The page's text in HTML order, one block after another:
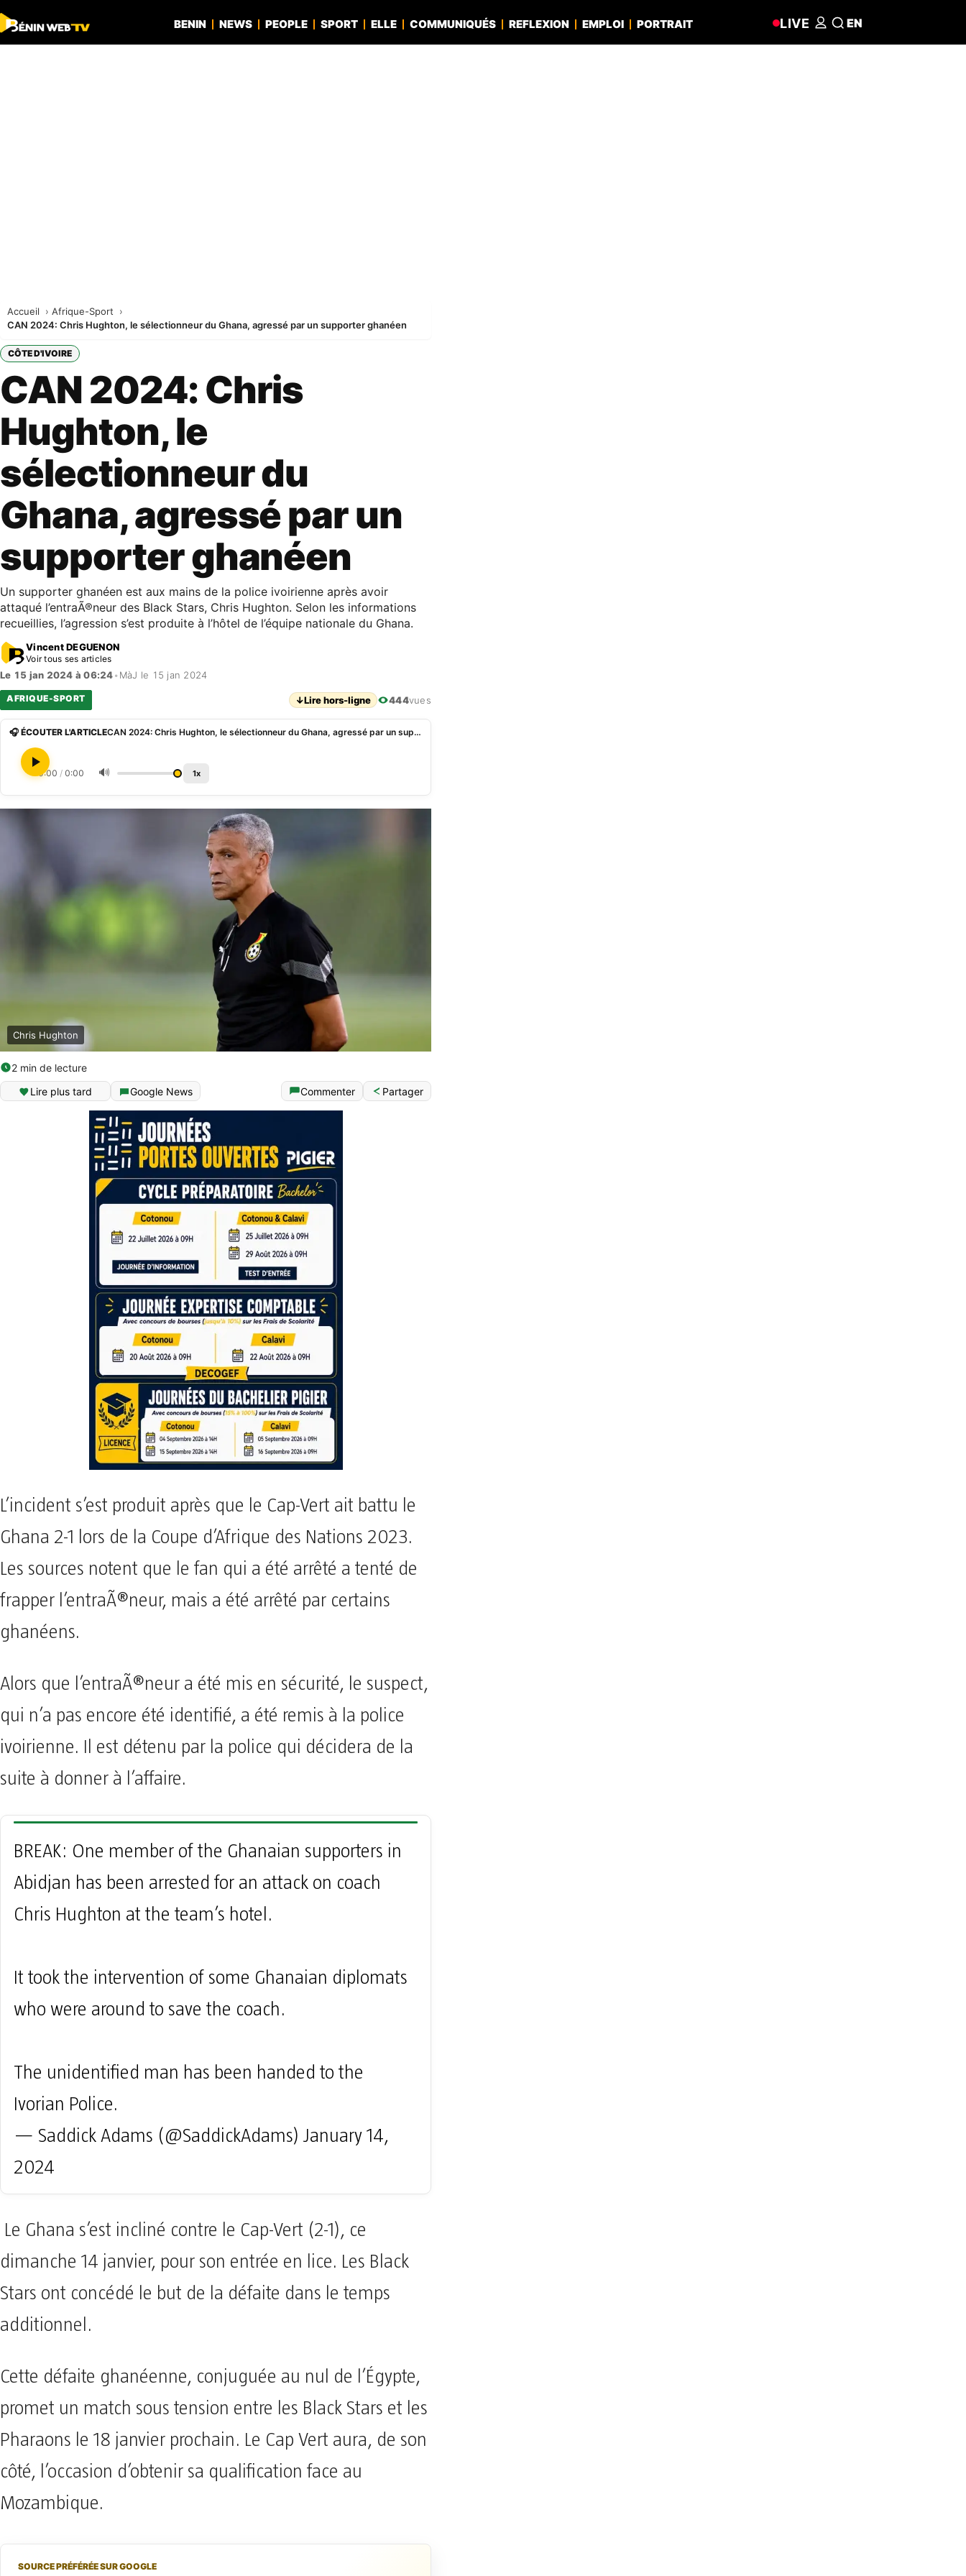
BENIN NEWS PEOPLE SPORT ELLE COMMUNIQUÉS REFLEXION EMPLOI PORTRAIT LIVE EN
Accueil
Afrique-Sport
CAN 2024: Chris Hughton, le sélectionneur du Ghana, agressé par un supporter ghanéen
CÔTE D'IVOIRE
CAN 2024: Chris
Hughton, le
sélectionneur du
Ghana, agressé par un
supporter ghanéen
Un supporter ghanéen est aux mains de la police ivoirienne après avoir
attaqué l’entraÃ®neur des Black Stars, Chris Hughton. Selon les informations
recueillies, l’agression s’est produite à l’hôtel de l’équipe nationale du Ghana.
Vincent DEGUENON
Voir tous ses articles
Le 15 jan 2024 à 06:24• MàJ le 15 jan 2024
AFRIQUE-SPORT ↓Lire hors-ligne 444vues
🎧 ÉCOUTER L'ARTICLE CAN 2024: Chris Hughton, le sélectionneur du Ghana, agressé par un supporter ghanéen
0:00 / 0:00 🔊 1x
Chris Hughton
2 min de lecture
Lire plus tard
Google News Commenter Partager
L’incident s’est produit après que le Cap-Vert ait battu le
Ghana 2-1 lors de la Coupe d’Afrique des Nations 2023.
Les sources notent que le fan qui a été arrêté a tenté de
frapper l’entraÃ®neur, mais a été arrêté par certains
ghanéens.
Alors que l’entraÃ®neur a été mis en sécurité, le suspect,
qui n’a pas encore été identifié, a été remis à la police
ivoirienne. Il est détenu par la police qui décidera de la
suite à donner à l’affaire.
BREAK: One member of the Ghanaian supporters in
Abidjan has been arrested for an attack on coach
Chris Hughton at the team’s hotel.
It took the intervention of some Ghanaian diplomats
who were around to save the coach.
The unidentified man has been handed to the
Ivorian Police.
— Saddick Adams (@SaddickAdams) January 14,
2024
Le Ghana s’est incliné contre le Cap-Vert (2-1), ce
dimanche 14 janvier, pour son entrée en lice. Les Black
Stars ont concédé le but de la défaite dans le temps
additionnel.
Cette défaite ghanéenne, conjuguée au nul de l’Égypte,
promet un match sous tension entre les Black Stars et les
Pharaons le 18 janvier prochain. Le Cap Vert aura, de son
côté, l’occasion d’obtenir sa qualification face au
Mozambique.
SOURCE PRÉFÉRÉE SUR GOOGLE